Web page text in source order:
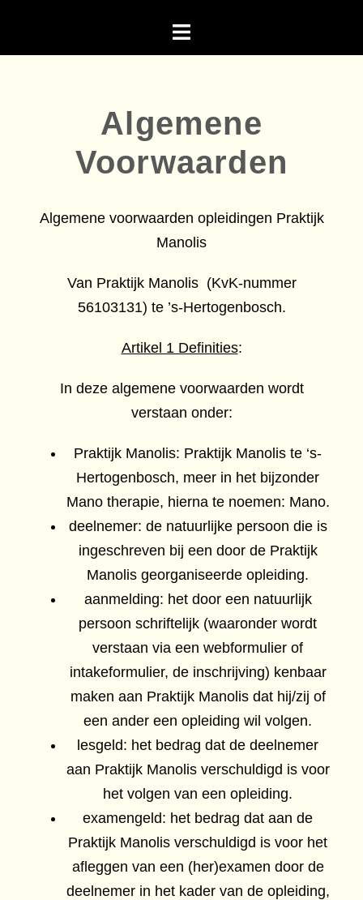
Algemene
Voorwaarden
Algemene voorwaarden opleidingen Praktijk
Manolis
Van Praktijk Manolis (KvK-nummer
56103131) te ’s-Hertogenbosch.
Artikel 1 Definities:
In deze algemene voorwaarden wordt
verstaan onder:
Praktijk Manolis: Praktijk Manolis te ‘s-
Hertogenbosch, meer in het bijzonder
Mano therapie, hierna te noemen: Mano.
deelnemer: de natuurlijke persoon die is
ingeschreven bij een door de Praktijk
Manolis georganiseerde opleiding.
aanmelding: het door een natuurlijk
persoon schriftelijk (waaronder wordt
verstaan via een webformulier of
intakeformulier, de inschrijving) kenbaar
maken aan Praktijk Manolis dat hij/zij of
een ander een opleiding wil volgen.
lesgeld: het bedrag dat de deelnemer
aan Praktijk Manolis verschuldigd is voor
het volgen van een opleiding.
examengeld: het bedrag dat aan de
Praktijk Manolis verschuldigd is voor het
afleggen van een (her)examen door de
deelnemer in het kader van de opleiding,